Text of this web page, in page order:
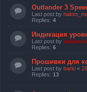
Outlander 3
Last post by
Replies: 4
Индикация
Last post by
Replies: 6
Прошивки для
Last post by barkl «
Replies: 13